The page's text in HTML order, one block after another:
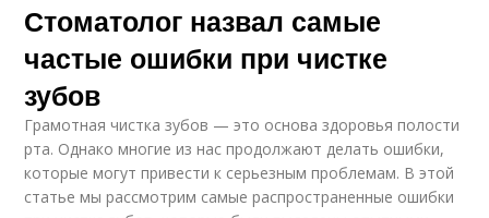
Стоматолог назвал самые
частые ошибки при чистке
зубов
Грамотная чистка зубов — это основа здоровья полости
рта. Однако многие из нас продолжают делать ошибки,
которые могут привести к серьезным проблемам. В этой
статье мы рассмотрим самые распространенные ошибки